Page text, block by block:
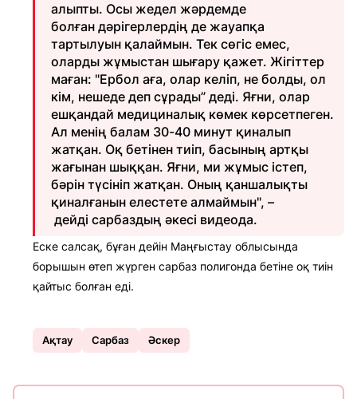
алыпты. Осы жедел жәрдемде
болған дәрігерлердің де жауапқа
тартылуын қалаймын. Тек сөгіс емес,
оларды жұмыстан шығару қажет. Жігіттер
маған: "Ербол аға, олар келіп, не болды, ол
кім, нешеде деп сұрады” деді. Яғни, олар
ешқандай медициналық көмек көрсетпеген.
Ал менің балам 30-40 минут қиналып
жатқан. Оқ бетінен тиіп, басының артқы
жағынан шыққан. Яғни, ми жұмыс істеп,
бәрін түсініп жатқан. Оның қаншалықты
қиналғанын елестете алмаймын", –
дейді сарбаздың әкесі видеода.
Еске салсақ, бұған дейін Маңғыстау облысында
борышын өтеп жүрген сарбаз полигонда бетіне оқ тиін
қайтыс болған еді.
Ақтау Сарбаз Әскер